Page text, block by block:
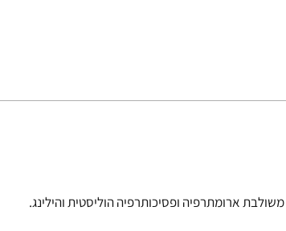
ארומתרפיה ופסיכותרפיה הוליסטית והילינג.